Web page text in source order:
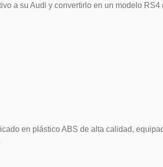
a su Audi y convertirlo en un modelo RS4
en plástico ABS de alta calidad,